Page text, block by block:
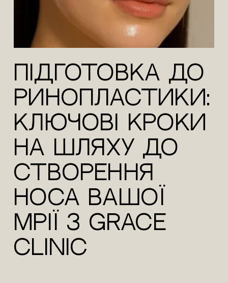
Підготовка до
ринопластики:
ключові кроки
на шляху до
створення
носа вашої
мрії з Grace
Clinic